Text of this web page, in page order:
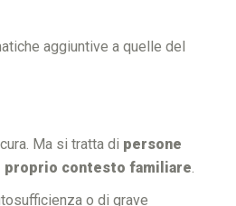
aggiuntive a quelle del
Ma si tratta di persone
proprio contesto familiare.
o di grave